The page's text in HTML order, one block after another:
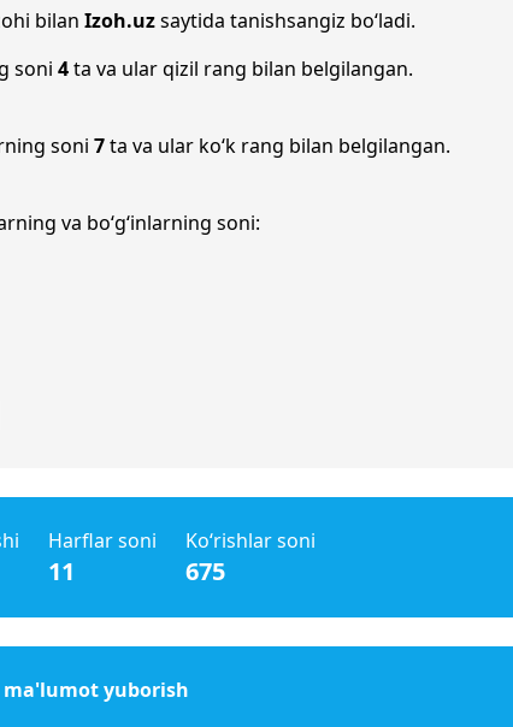
bilan Izoh.uzsaytida tanishsangiz bo‘ladi.
soni 4ta va ular qizil rang bilan belgilangan.
soni 7ta va ular ko‘k rang bilan belgilangan.
va bo‘g‘inlarning soni:
Harflar soni
11
Ko‘rishlar soni
675
ma'lumot yuborish